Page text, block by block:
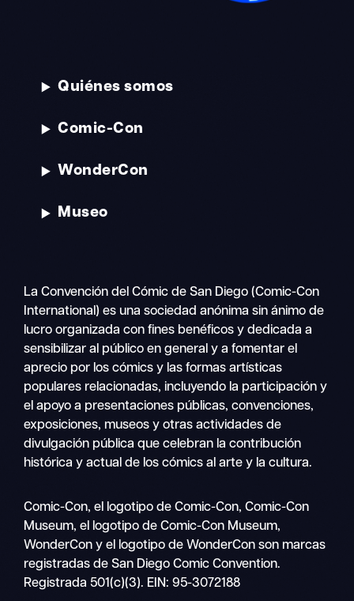
Navegación
móvil
Buscar
Quiénes somos
Comic-Con
WonderCon
Museo
La Convención del Cómic de San Diego (Comic-Con
International) es una sociedad anónima sin ánimo de
lucro organizada con fines benéficos y dedicada a
sensibilizar al público en general y a fomentar el
aprecio por los cómics y las formas artísticas
populares relacionadas, incluyendo la participación y
el apoyo a presentaciones públicas, convenciones,
exposiciones, museos y otras actividades de
divulgación pública que celebran la contribución
histórica y actual de los cómics al arte y la cultura.
Comic-Con, el logotipo de Comic-Con, Comic-Con
Museum, el logotipo de Comic-Con Museum,
WonderCon y el logotipo de WonderCon son marcas
registradas de San Diego Comic Convention.
Registrada 501(c)(3). EIN: 95-3072188